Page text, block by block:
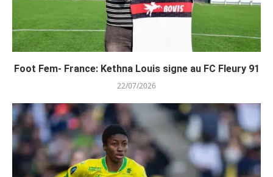
Foot Fem- France: Kethna Louis signe au FC Fleury 91
22/07/2026